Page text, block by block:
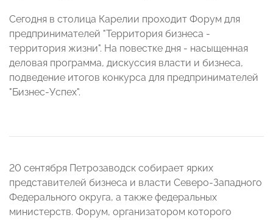
Сегодня в столица Карелии проходит Форум для
предпринимателей "Территория бизнеса -
территория жизни". На повестке дня - насыщенная
деловая программа, дискуссия власти и бизнеса,
подведение итогов конкурса для предпринимателей
"Бизнес-Успех".
20 сентября Петрозаводск собирает ярких
представителей бизнеса и власти Северо-Западного
Федерального округа, а также федеральных
министерств. Форум, организатором которого